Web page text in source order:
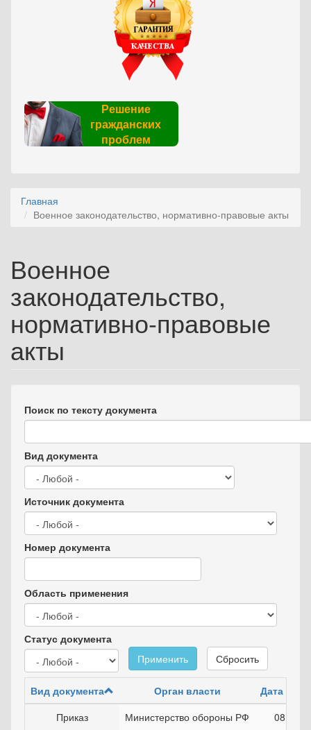
Решение
гражданских
проблем
Главная
Военное законодательство, нормативно-правовые акты
Военное
законодательство,
нормативно-правовые
акты
Поиск по тексту документа
Вид документа
Источник документа
Номер документа
Область применения
Статус документа
Применить
Сбросить
Вид документа Орган власти
Дата
Приказ
Министерство обороны РФ